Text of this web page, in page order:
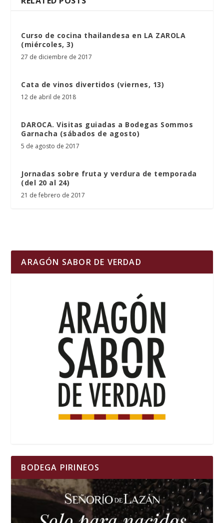
Curso de cocina thailandesa en LA ZAROLA
(miércoles, 3)
27 de diciembre de 2017
Cata de vinos divertidos (viernes, 13)
12 de abril de 2018
DAROCA. Visitas guiadas a Bodegas Sommos
Garnacha (sábados de agosto)
5 de agosto de 2017
Jornadas sobre fruta y verdura de temporada
(del 20 al 24)
21 de febrero de 2017
ARAGÓN SABOR DE VERDAD
BODEGA PIRINEOS